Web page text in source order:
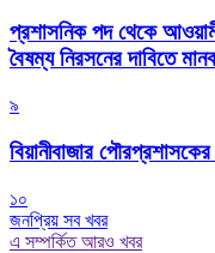
প্রশাসনিক পদ থেকে
বৈষম্য নিরসনের দাবিতে
৯
বিয়ানীবাজার
১০
জনপ্রিয় সব খবর
এ সম্পর্কিত আরও খবর